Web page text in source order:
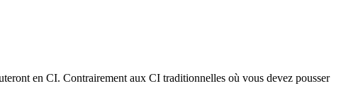
en CI. Contrairement aux CI traditionnelles où vous devez pousser